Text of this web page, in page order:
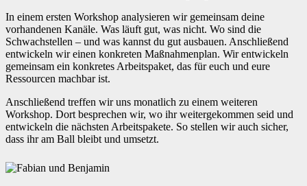
In einem ersten Workshop analysieren wir gemeinsam deine
vorhandenen Kanäle. Was läuft gut, was nicht. Wo sind die
Schwachstellen – und was kannst du gut ausbauen. Anschließend
entwickeln wir einen konkreten Maßnahmenplan. Wir entwickeln
gemeinsam ein konkretes Arbeitspaket, das für euch und eure
Ressourcen machbar ist.
Anschließend treffen wir uns monatlich zu einem weiteren
Workshop. Dort besprechen wir, wo ihr weitergekommen seid und
entwickeln die nächsten Arbeitspakete. So stellen wir auch sicher,
dass ihr am Ball bleibt und umsetzt.